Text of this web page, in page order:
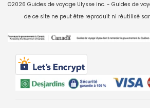
©2026 Guides de voyage Ulysse inc. - Guides de
de ce site ne peut être reproduit ni réutilisé